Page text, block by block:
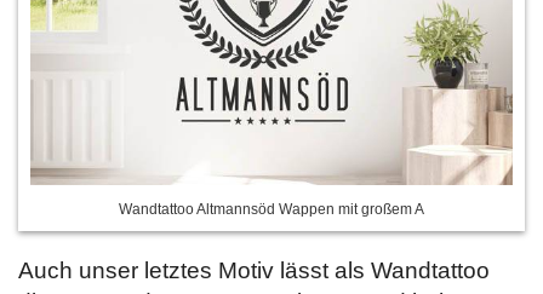
Wandtattoo Altmannsöd Wappen mit großem A
Auch unser letztes Motiv lässt als Wandtattoo